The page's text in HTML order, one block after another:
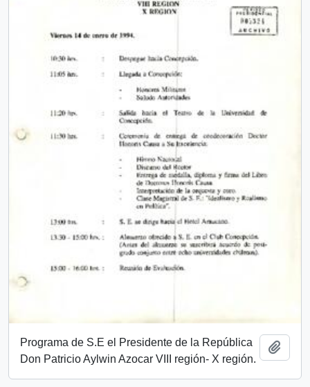
Programa de S.E el Presidente de la República
Don Patricio Aylwin Azocar VIII región- X región.